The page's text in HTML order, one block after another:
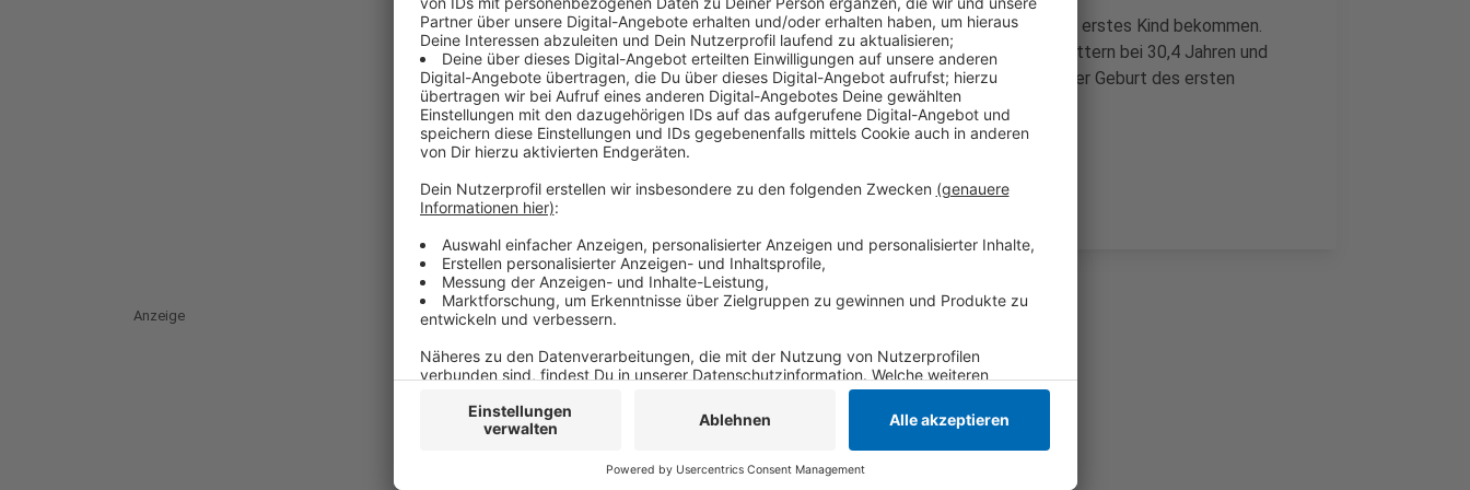
In Krefeld sind Mütter im Durchschnitt 29,4 Jahre alt, wenn sie ihr erstes Kind bekommen.
NRW-weit liegt das Durchschnittsalter von frischgebackenen Müttern bei 30,4 Jahren und
damit fast so hoch wie im Kreis Viersen. Hier sind die Frauen bei der Geburt des ersten
Kindes im Durchschnitt 30,5 Jahre alt.
Anzeige
Anzeige